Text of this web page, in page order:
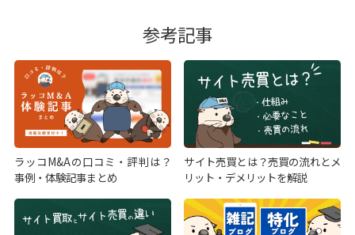
参考記事
ラッコM&Aの口コミ・評判は？
事例・体験記事まとめ
サイト売買とは？売買の流れとメ
リット・デメリットを解説